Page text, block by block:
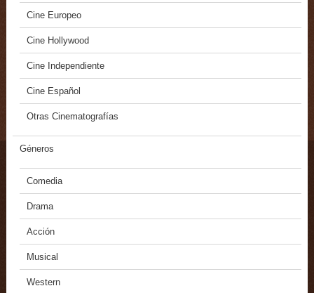
Cine Europeo
Cine Hollywood
Cine Independiente
Cine Español
Otras Cinematografías
Géneros
Comedia
Drama
Acción
Musical
Western